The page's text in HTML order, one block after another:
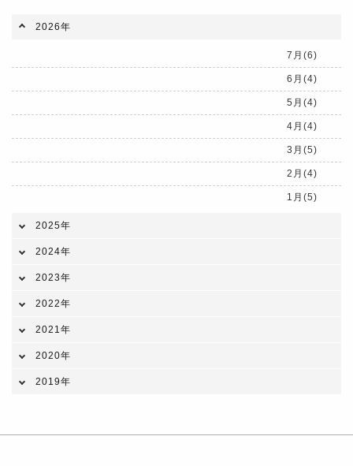
2026年
7月(6)
6月(4)
5月(4)
4月(4)
3月(5)
2月(4)
1月(5)
2025年
2024年
2023年
2022年
2021年
2020年
2019年